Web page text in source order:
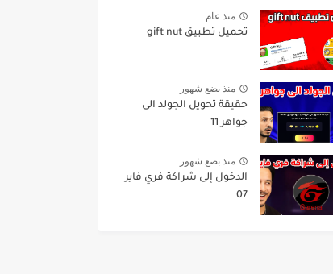
منذ عام
تحميل تطبيق gift nut
منذ بضع شهور
حقيقة تحويل الجولد الى
جواهر 11
منذ بضع شهور
الدخول إلى شراكة فري فاير
07